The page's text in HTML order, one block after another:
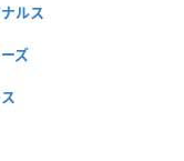
ルス
ズ